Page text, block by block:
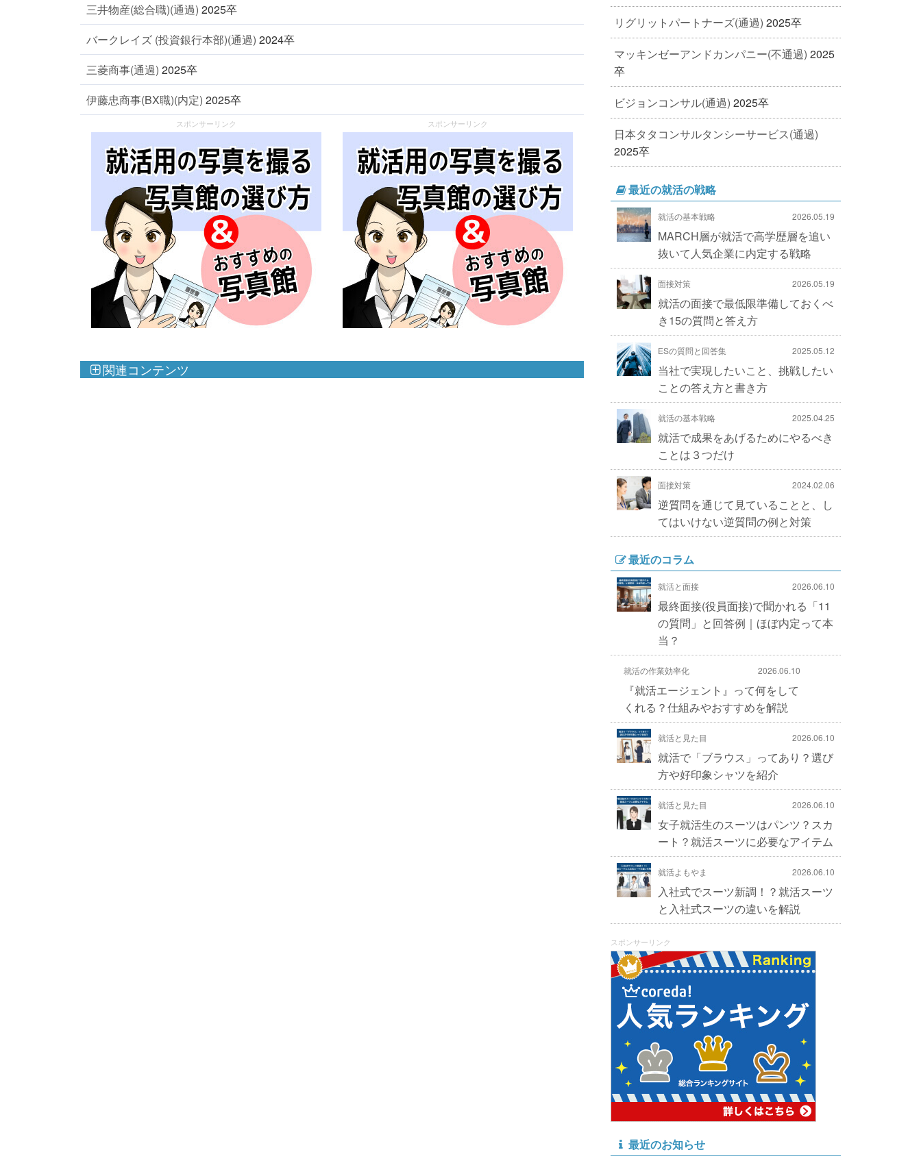
三井物産(総合職)(通過) 2025卒
バークレイズ (投資銀行本部)(通過) 2024卒
三菱商事(通過) 2025卒
伊藤忠商事(BX職)(内定) 2025卒
スポンサーリンク スポンサーリンク
関連コンテンツ
リグリットパートナーズ(通過) 2025卒
マッキンゼーアンドカンパニー(不通過) 2025
卒
ビジョンコンサル(通過) 2025卒
日本タタコンサルタンシーサービス(通過)
2025卒
最近の就活の戦略
就活の基本戦略 2026.05.19
MARCH層が就活で高学歴層を追い
抜いて人気企業に内定する戦略
面接対策 2026.05.19
就活の面接で最低限準備しておくべ
き15の質問と答え方
ESの質問と回答集 2025.05.12
当社で実現したいこと、挑戦したい
ことの答え方と書き方
就活の基本戦略 2025.04.25
就活で成果をあげるためにやるべき
ことは３つだけ
面接対策 2024.02.06
逆質問を通じて見ていることと、し
てはいけない逆質問の例と対策
最近のコラム
就活と面接 2026.06.10
最終面接(役員面接)で聞かれる「11
の質問」と回答例｜ほぼ内定って本
当？
就活の作業効率化 2026.06.10
『就活エージェント』って何をして
くれる？仕組みやおすすめを解説
就活と見た目 2026.06.10
就活で「ブラウス」ってあり？選び
方や好印象シャツを紹介
就活と見た目 2026.06.10
女子就活生のスーツはパンツ？スカ
ート？就活スーツに必要なアイテム
就活よもやま 2026.06.10
入社式でスーツ新調！？就活スーツ
と入社式スーツの違いを解説
スポンサーリンク
最近のお知らせ